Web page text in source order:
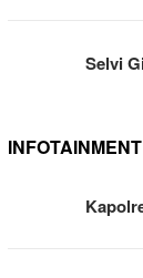
Selvi
INFOTAINMENT